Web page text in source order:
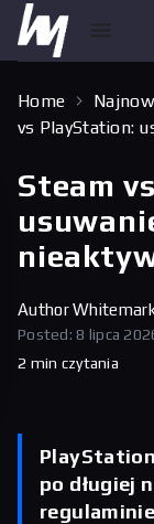
Home
vs PlayStation:
Steam
Author
Posted: 8 lipca
2 min czytania
po długiej